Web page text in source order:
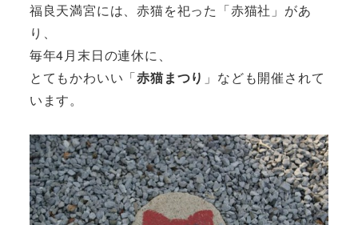
福良天満宮には、赤猫を祀った「赤猫社」があ
り、
毎年4月末日の連休に、
とてもかわいい「赤猫まつり 」なども開催されて
います。